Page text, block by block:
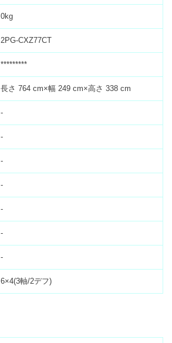
0kg
2PG-CXZ77CT
*********
長さ 764 cm×幅 249 cm×高さ 338 cm
-
-
-
-
-
-
-
6×4(3軸/2デフ)